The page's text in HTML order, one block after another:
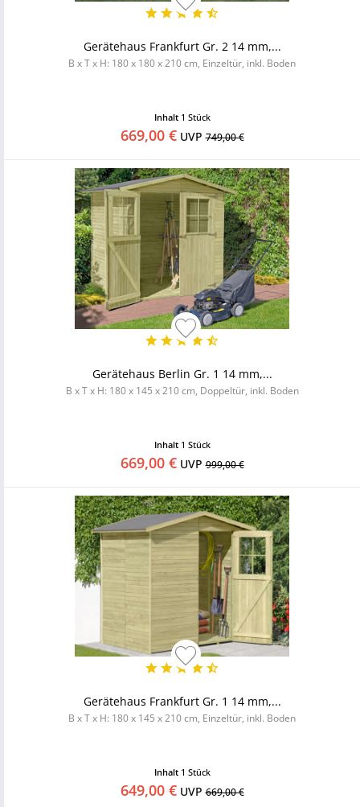
Gerätehaus Frankfurt Gr. 2 14 mm,...
B x T x H: 180 x 180 x 210 cm, Einzeltür, inkl. Boden
Inhalt 1 Stück
669,00 €UVP749,00 €
Gerätehaus Berlin Gr. 1 14 mm,...
B x T x H: 180 x 145 x 210 cm, Doppeltür, inkl. Boden
Inhalt 1 Stück
669,00 €UVP999,00 €
Gerätehaus Frankfurt Gr. 1 14 mm,...
B x T x H: 180 x 145 x 210 cm, Einzeltür, inkl. Boden
Inhalt 1 Stück
649,00 €UVP669,00 €